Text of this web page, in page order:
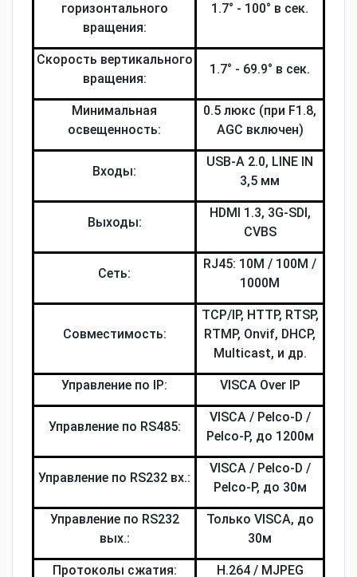
горизонтального
вращения:
1.7° - 100° в сек.
Скорость вертикального
вращения:
1.7° - 69.9° в сек.
Минимальная
освещенность:
0.5 люкс (при F1.8,
AGC включен)
Входы:
USB-A 2.0, LINE IN
3,5 мм
Выходы:
HDMI 1.3, 3G-SDI,
CVBS
Сеть:
RJ45: 10M / 100M /
1000M
Совместимость:
TCP/IP, HTTP, RTSP,
RTMP, Onvif, DHCP,
Multicast, и др.
Управление по IP: VISCA Over IP
Управление по RS485:
VISCA / Pelco-D /
Pelco-P, до 1200м
Управление по RS232 вх.:
VISCA / Pelco-D /
Pelco-P, до 30м
Управление по RS232
вых.:
Только VISCA, до
30м
Протоколы сжатия: H.264 / MJPEG